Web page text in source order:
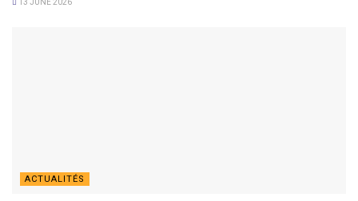
13 JUNE 2026
ACTUALITÉS